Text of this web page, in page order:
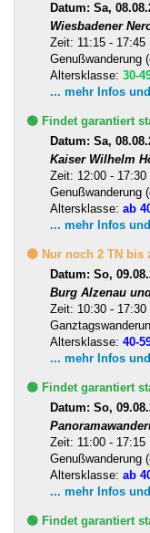
Datum: Sa,
Wiesbadener
Zeit: 11:15 - 17:45
Genußwanderung
Altersklasse: 30-
... mehr Infos
🟢 Findet garantiert
Datum: Sa,
Kaiser Wilhelm
Zeit: 12:00 - 17:30
Genußwanderung
Altersklasse: ab
... mehr Infos
🟡 Nur noch 2 TN bis
Datum: So,
Burg Alzenau
Zeit: 10:30 - 17:30
Altersklasse: 40-
... mehr Infos
🟢 Findet garantiert
Datum: So,
Zeit: 11:00 - 17:15
Genußwanderung
Altersklasse: ab
... mehr Infos
🟢 Findet garantiert